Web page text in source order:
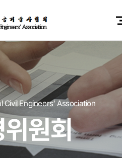
Engineers’ Association
원회